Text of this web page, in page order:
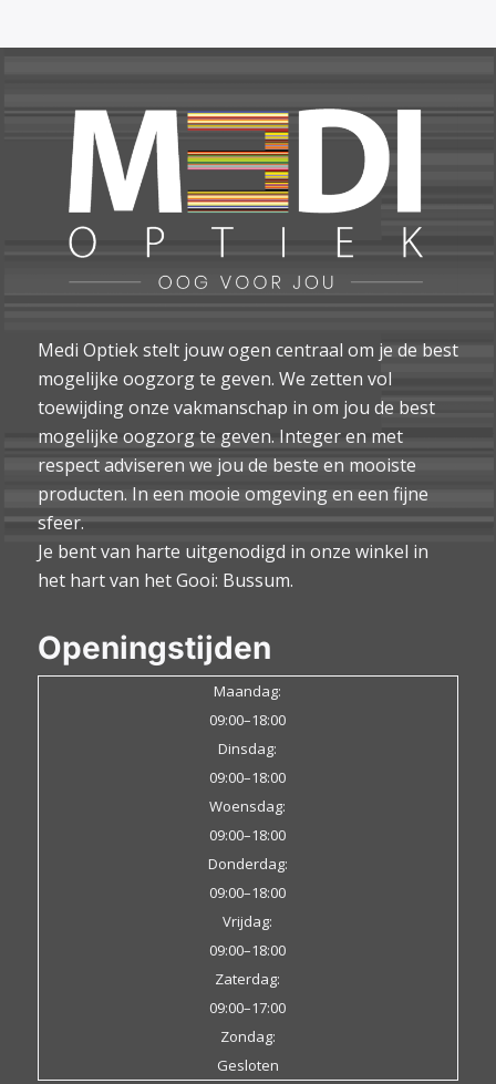
Medi Optiek stelt jouw ogen centraal om je de best
mogelijke oogzorg te geven. We zetten vol
toewijding onze vakmanschap in om jou de best
mogelijke oogzorg te geven. Integer en met
respect adviseren we jou de beste en mooiste
producten. In een mooie omgeving en een fijne
sfeer.
Je bent van harte uitgenodigd in onze winkel in
het hart van het Gooi: Bussum.
Openingstijden
Maandag:
09:00–18:00
Dinsdag:
09:00–18:00
Woensdag:
09:00–18:00
Donderdag:
09:00–18:00
Vrijdag:
09:00–18:00
Zaterdag:
09:00–17:00
Zondag:
Gesloten